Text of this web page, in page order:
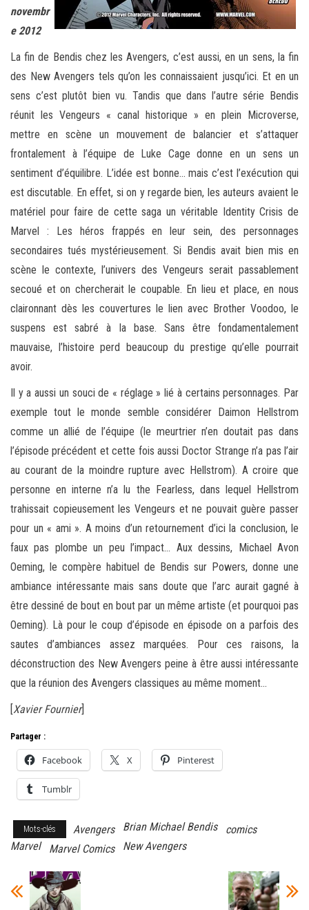
novembr
e 2012
La fin de Bendis chez les Avengers, c’est aussi, en un sens, la fin
des New Avengers tels qu’on les connaissaient jusqu’ici. Et en un
sens c’est plutôt bien vu. Tandis que dans l’autre série Bendis
réunit les Vengeurs « canal historique » en plein Microverse,
mettre en scène un mouvement de balancier et s’attaquer
frontalement à l’équipe de Luke Cage donne en un sens un
sentiment d’équilibre. L’idée est bonne… mais c’est l’exécution qui
est discutable. En effet, si on y regarde bien, les auteurs avaient le
matériel pour faire de cette saga un véritable Identity Crisis de
Marvel : Les héros frappés en leur sein, des personnages
secondaires tués mystérieusement. Si Bendis avait bien mis en
scène le contexte, l’univers des Vengeurs serait passablement
secoué et on chercherait le coupable. En lieu et place, en nous
claironnant dès les couvertures le lien avec Brother Voodoo, le
suspens est sabré à la base. Sans être fondamentalement
mauvaise, l’histoire perd beaucoup du prestige qu’elle pourrait
avoir.
Il y a aussi un souci de « réglage » lié à certains personnages. Par
exemple tout le monde semble considérer Daimon Hellstrom
comme un allié de l’équipe (le meurtrier n’en doutait pas dans
l’épisode précédent et cette fois aussi Doctor Strange n’a pas l’air
au courant de la moindre rupture avec Hellstrom). A croire que
personne en interne n’a lu the Fearless, dans lequel Hellstrom
trahissait copieusement les Vengeurs et ne pouvait guère passer
pour un « ami ». A moins d’un retournement d’ici la conclusion, le
faux pas plombe un peu l’impact… Aux dessins, Michael Avon
Oeming, le compère habituel de Bendis sur Powers, donne une
ambiance intéressante mais sans doute que l’arc aurait gagné à
être dessiné de bout en bout par un même artiste (et pourquoi pas
Oeming). Là pour le coup d’épisode en épisode on a parfois des
sautes d’ambiances assez marquées. Pour ces raisons, la
déconstruction des New Avengers peine à être aussi intéressante
que la réunion des Avengers classiques au même moment…
[Xavier Fournier]
Partager :
Facebook X Pinterest
Tumblr
Mots-clés Avengers Brian Michael Bendis
comics
Marvel
Marvel Comics New Avengers